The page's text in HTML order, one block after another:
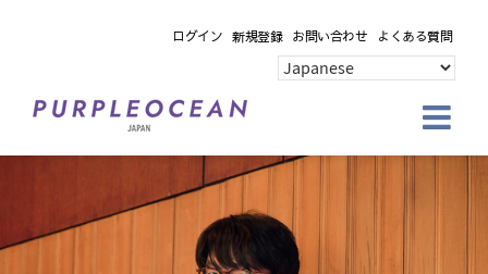
ログイン 新規登録 お問い合わせ よくある質問